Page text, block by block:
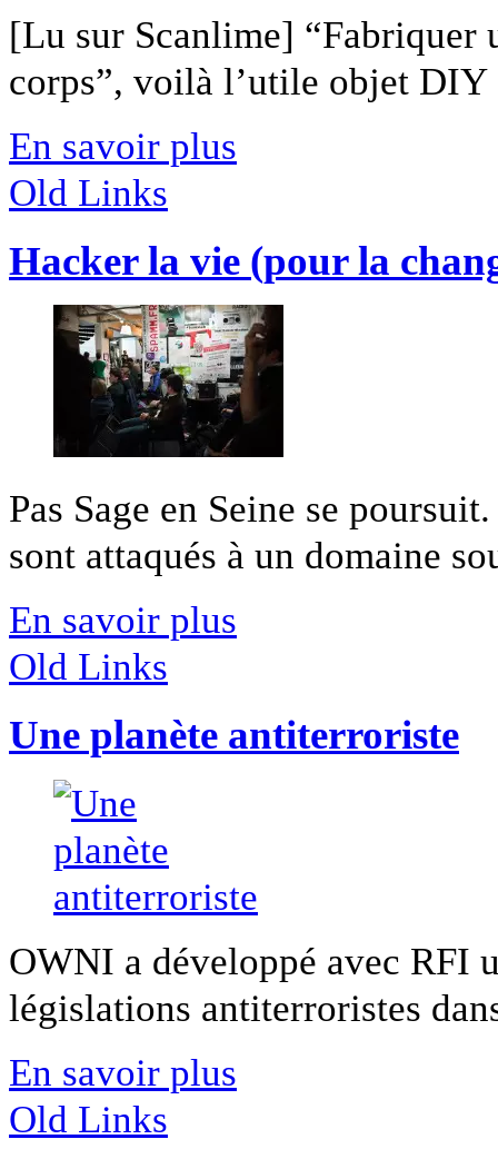
[Lu sur Scanlime] “Fabriquer
corps”, voilà l’utile objet
En savoir plus
Old Links
Hacker la vie (pour la
Pas Sage en Seine se
sont attaqués à un domaine
En savoir plus
Old Links
Une planète antiterroriste
OWNI a développé avec RFI
législations antiterroristes
En savoir plus
Old Links